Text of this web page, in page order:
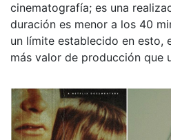
cinematografía; es una
duración es menor a los 40
un límite establecido en esto,
más valor de producción que